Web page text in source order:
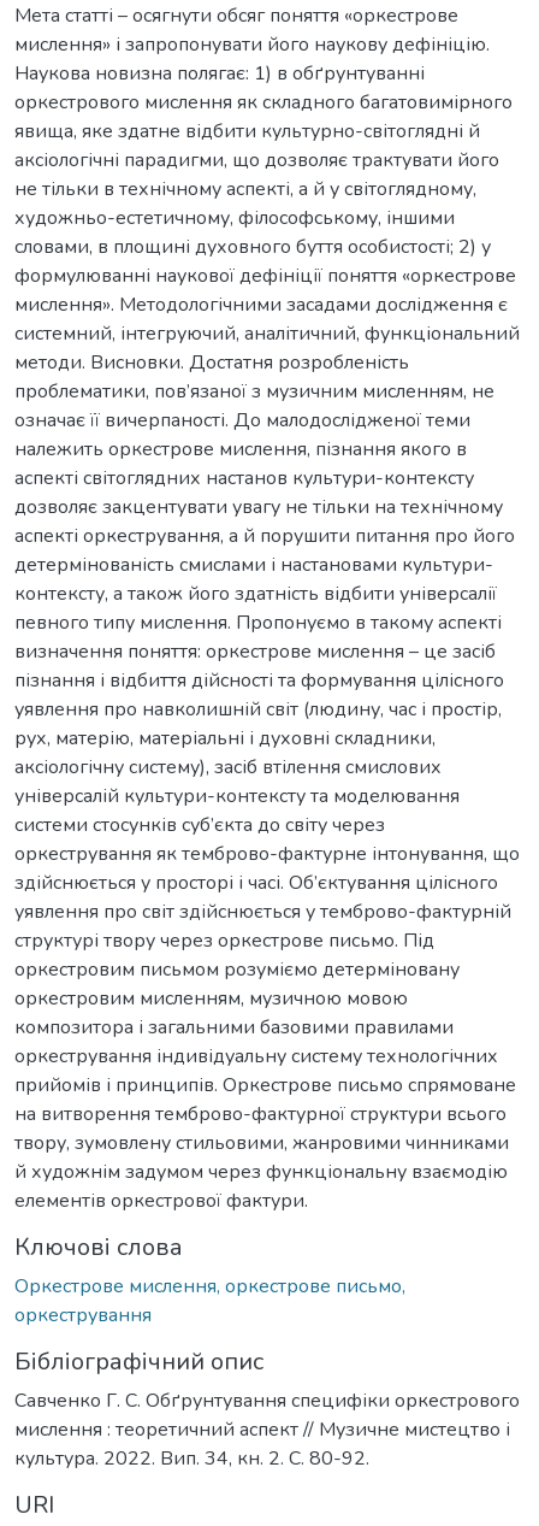
Мета статті – осягнути обсяг поняття «оркестрове
мислення» і запропонувати його наукову дефініцію.
Наукова новизна полягає: 1) в обґрунтуванні
оркестрового мислення як складного багатовимірного
явища, яке здатне відбити культурно-світоглядні й
аксіологічні парадигми, що дозволяє трактувати його
не тільки в технічному аспекті, а й у світоглядному,
художньо-естетичному, філософському, іншими
словами, в площині духовного буття особистості; 2) у
формулюванні наукової дефініції поняття «оркестрове
мислення». Методологічними засадами дослідження є
системний, інтегруючий, аналітичний, функціональний
методи. Висновки. Достатня розробленість
проблематики, пов’язаної з музичним мисленням, не
означає її вичерпаності. До малодослідженої теми
належить оркестрове мислення, пізнання якого в
аспекті світоглядних настанов культури-контексту
дозволяє закцентувати увагу не тільки на технічному
аспекті оркестрування, а й порушити питання про його
детермінованість смислами і настановами культури-
контексту, а також його здатність відбити універсалії
певного типу мислення. Пропонуємо в такому аспекті
визначення поняття: оркестрове мислення – це засіб
пізнання і відбиття дійсності та формування цілісного
уявлення про навколишній світ (людину, час і простір,
рух, матерію, матеріальні і духовні складники,
аксіологічну систему), засіб втілення смислових
універсалій культури-контексту та моделювання
системи стосунків суб’єкта до світу через
оркестрування як темброво-фактурне інтонування, що
здійснюється у просторі і часі. Об’єктування цілісного
уявлення про світ здійснюється у темброво-фактурній
структурі твору через оркестрове письмо. Під
оркестровим письмом розуміємо детерміновану
оркестровим мисленням, музичною мовою
композитора і загальними базовими правилами
оркестрування індивідуальну систему технологічних
прийомів і принципів. Оркестрове письмо спрямоване
на витворення темброво-фактурної структури всього
твору, зумовлену стильовими, жанровими чинниками
й художнім задумом через функціональну взаємодію
елементів оркестрової фактури.
Ключові слова
Оркестрове мислення, оркестрове письмо,
оркестрування
Бібліографічний опис
Савченко Г. С. Обґрунтування специфіки оркестрового
мислення : теоретичний аспект // Музичне мистецтво і
культура. 2022. Вип. 34, кн. 2. С. 80-92.
URI